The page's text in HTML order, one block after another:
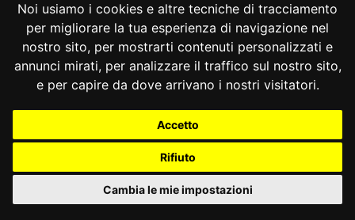
Noi usiamo i cookies e altre tecniche di tracciamento
per migliorare la tua esperienza di navigazione nel
nostro sito, per mostrarti contenuti personalizzati e
annunci mirati, per analizzare il traffico sul nostro sito,
e per capire da dove arrivano i nostri visitatori.
Accetto
Rifiuto
Cambia le mie impostazioni
non può avere un contenuto difforme da quella
prevista, in attuazione delle norme comunitarie,
dal legislatore nazionale e, quindi, non può
alterare negativamente il livello di tutela
assicurato dalla normativa statale.
In secondo luogo, il legislatore regionale
deve osservare i principi dell’ordinamento
giuridico della Repubblica, tra i quali sono
ricompresi anche quelli afferenti la disciplina di
istituti e rapporti privatistici relativi,
soprattutto, alla fase di conclusione ed